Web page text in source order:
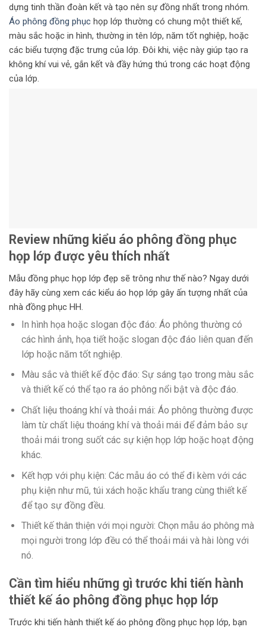
dựng tinh thần đoàn kết và tạo nên sự đồng nhất trong nhóm.
Áo phông đồng phục họp lớp thường có chung một thiết kế,
màu sắc hoặc in hình, thường in tên lớp, năm tốt nghiệp, hoặc
các biểu tượng đặc trưng của lớp. Đôi khi, việc này giúp tạo ra
không khí vui vẻ, gắn kết và đầy hứng thú trong các hoạt động
của lớp.
Review những kiểu áo phông đồng phục
họp lớp được yêu thích nhất
Mẫu đồng phục họp lớp đẹp sẽ trông như thế nào? Ngay dưới
đây hãy cùng xem các kiểu áo họp lớp gây ấn tượng nhất của
nhà đồng phục HH.
In hình họa hoặc slogan độc đáo: Áo phông thường có
các hình ảnh, họa tiết hoặc slogan độc đáo liên quan đến
lớp hoặc năm tốt nghiệp.
Màu sắc và thiết kế độc đáo: Sự sáng tạo trong màu sắc
và thiết kế có thể tạo ra áo phông nổi bật và độc đáo.
Chất liệu thoáng khí và thoải mái: Áo phông thường được
làm từ chất liệu thoáng khí và thoải mái để đảm bảo sự
thoải mái trong suốt các sự kiện họp lớp hoặc hoạt động
khác.
Kết hợp với phụ kiện: Các mẫu áo có thể đi kèm với các
phụ kiện như mũ, túi xách hoặc khẩu trang cùng thiết kế
để tạo sự đồng đều.
Thiết kế thân thiện với mọi người: Chọn mẫu áo phông mà
mọi người trong lớp đều có thể thoải mái và hài lòng với
nó.
Cần tìm hiểu những gì trước khi tiến hành
thiết kế áo phông đồng phục họp lớp
Trước khi tiến hành thiết kế áo phông đồng phục họp lớp, bạn